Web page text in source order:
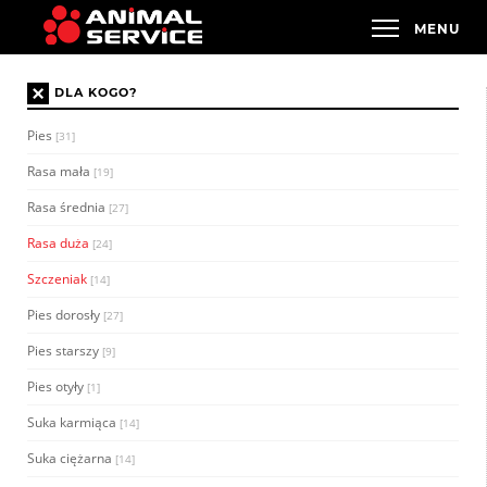
× DLA KOGO?
Pies [31]
Rasa mała [19]
Rasa średnia [27]
Rasa duża [24]
Szczeniak [14]
Pies dorosły [27]
Pies starszy [9]
Pies otyły [1]
Suka karmiąca [14]
Suka ciężarna [14]